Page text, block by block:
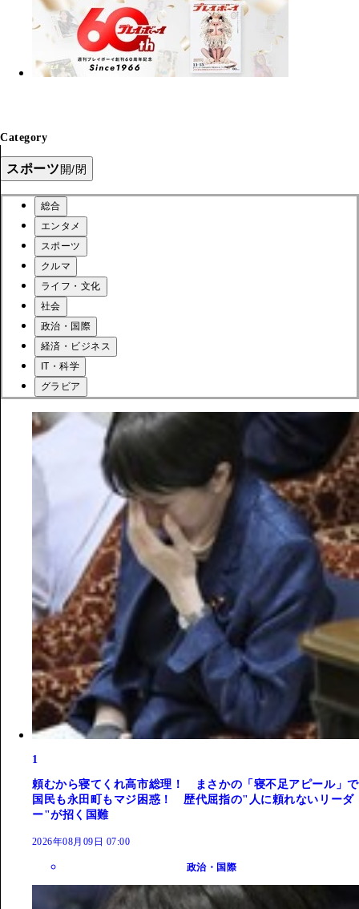
Category
スポーツ開/閉
総合
エンタメ
スポーツ
クルマ
ライフ・文化
社会
政治・国際
経済・ビジネス
IT・科学
グラビア
1
頼むから寝てくれ高市総理！ まさかの「寝不足アピール」で
国民も永田町もマジ困惑！ 歴代屈指の"人に頼れないリーダ
ー"が招く国難
2026年08月09日 07:00
政治・国際